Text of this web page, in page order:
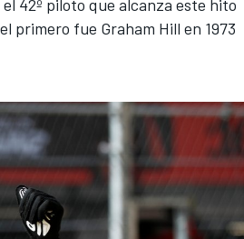
42º piloto que alcanza este hito
primero fue Graham Hill en 1973